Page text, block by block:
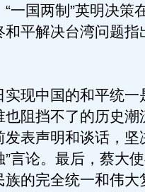
一国两制”英明决策
和平解决台湾问题指
现中国的和平统一
阻挡不了的历史潮
表声明和谈话，坚
”言论。最后，蔡大
的完全统一和伟大